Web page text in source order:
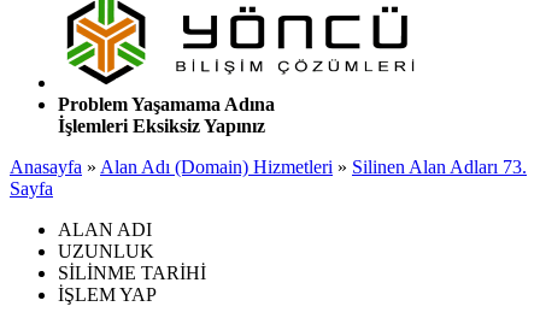
Problem Yaşamama Adına
İşlemleri Eksiksiz Yapınız
Anasayfa » Alan Adı (Domain) Hizmetleri » Silinen Alan Adları 73.
Sayfa
ALAN ADI
UZUNLUK
SİLİNME TARİHİ
İŞLEM YAP